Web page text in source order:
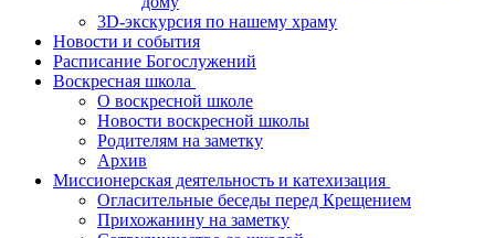
3D-экскурсия по нашему храму
Новости и события
Расписание Богослужений
Воскресная школа
О воскресной школе
Новости воскресной школы
Родителям на заметку
Архив
Миссионерская деятельность и катехизация
Огласительные беседы перед Крещением
Прихожанину на заметку